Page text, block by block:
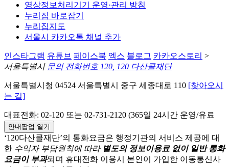
영상정보처리기기 운영·관리 방침
누리집 바로잡기
누리집지도
서울시 카카오톡 채널 추가
인스타그램 유튜브 페이스북 엑스 블로그 카카오스토리 >
서울특별시 문의 전화번호 120, 120 다산콜재단
서울특별시청 04524 서울특별시 중구 세종대로 110 [찾아오시
는 길]
대표전화: 02-120 또는 02-731-2120 (365일 24시간 운영/유료
안내팝업 열기
‘120다산콜재단’의 통화요금은 행정기관의 서비스 제공에 대
한 수익자 부담원칙에 따라 별도의 정보이용료 없이 일반 통화
요금이 부과되며 휴대전화 이용시 본인이 가입한 이동통신사